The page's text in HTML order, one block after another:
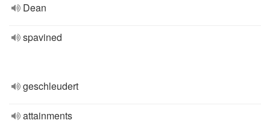
Dean
spavined
geschleudert
attainments